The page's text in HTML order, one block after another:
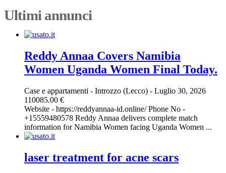
Ultimi annunci
Reddy Annaa Covers Namibia
Women Uganda Women Final Today.
Case e appartamenti - Introzzo (Lecco) - Luglio 30, 2026
110085.00 €
Website - https://reddyannaa-id.online/ Phone No -
+15559480578 Reddy Annaa delivers complete match
information for Namibia Women facing Uganda Women ...
laser treatment for acne scars​